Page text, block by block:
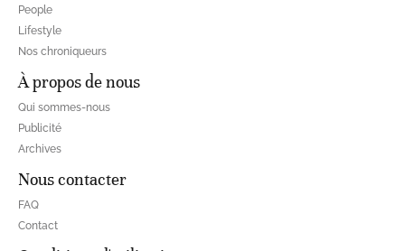
People
Lifestyle
Nos chroniqueurs
À propos de nous
Qui sommes-nous
Publicité
Archives
Nous contacter
FAQ
Contact